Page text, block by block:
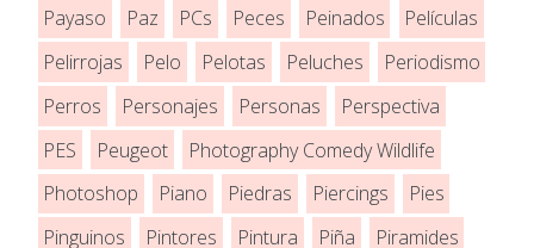
Payaso
Paz PCs Peces Peinados
Películas
Pelirrojas
Pelo Pelotas Peluches
Periodismo
Perros
Personajes Personas
Perspectiva
PES
Peugeot
Photography Comedy Wildlife
Photoshop
Piano Piedras Piercings
Pies
Pinguinos
Pintores Pintura Piña
Piramides